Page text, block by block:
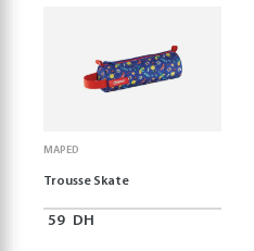
MAPED
Trousse Skate
59 DH